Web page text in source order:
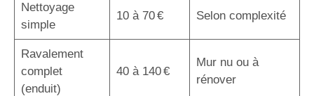
Nettoyage
simple
10 à 70 € Selon complexité
Ravalement
complet
(enduit)
40 à 140 €
Mur nu ou à
rénover